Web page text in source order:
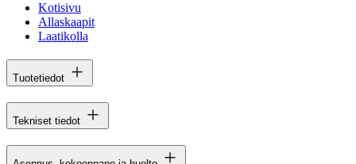
Kotisivu
Allaskaapit
Laatikolla
Tuotetiedot
Tekniset tiedot